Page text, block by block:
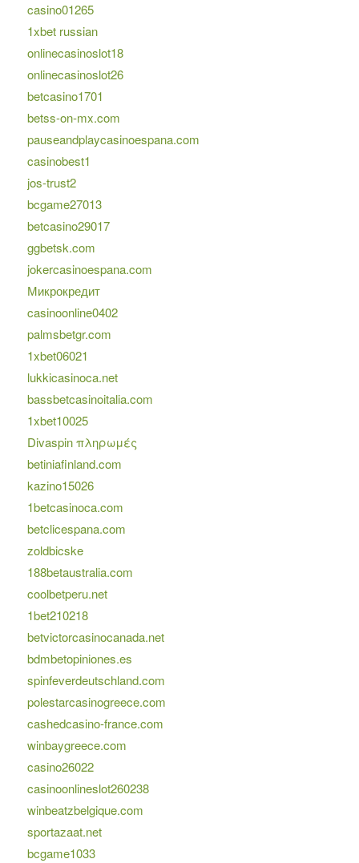
casino01265
1xbet russian
onlinecasinoslot18
onlinecasinoslot26
betcasino1701
betss-on-mx.com
pauseandplaycasinoespana.com
casinobest1
jos-trust2
bcgame27013
betcasino29017
ggbetsk.com
jokercasinoespana.com
Микрокредит
casinoonline0402
palmsbetgr.com
1xbet06021
lukkicasinoca.net
bassbetcasinoitalia.com
1xbet10025
Divaspin πληρωμές
betiniafinland.com
kazino15026
1betcasinoca.com
betclicespana.com
zoldbicske
188betaustralia.com
coolbetperu.net
1bet210218
betvictorcasinocanada.net
bdmbetopiniones.es
spinfeverdeutschland.com
polestarcasinogreece.com
cashedcasino-france.com
winbaygreece.com
casino26022
casinoonlineslot260238
winbeatzbelgique.com
sportazaat.net
bcgame1033